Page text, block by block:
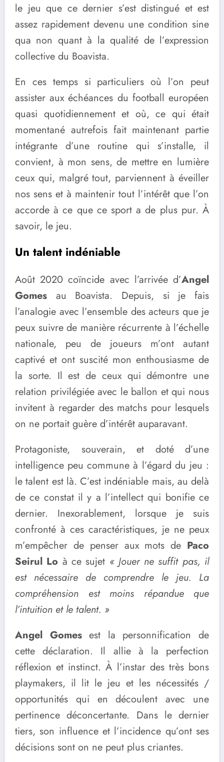
le jeu que ce dernier s’est distingué et est
assez rapidement devenu une condition sine
qua non quant à la qualité de l’expression
collective du Boavista.
En ces temps si particuliers où l’on peut
assister aux échéances du football européen
quasi quotidiennement et où, ce qui était
momentané autrefois fait maintenant partie
intégrante d’une routine qui s’installe, il
convient, à mon sens, de mettre en lumière
ceux qui, malgré tout, parviennent à éveiller
nos sens et à maintenir tout l’intérêt que l’on
accorde à ce que ce sport a de plus pur. À
savoir, le jeu.
Un talent indéniable
Août 2020 coïncide avec l’arrivée d’Angel
Gomes au Boavista. Depuis, si je fais
l’analogie avec l’ensemble des acteurs que je
peux suivre de manière récurrente à l’échelle
nationale, peu de joueurs m’ont autant
captivé et ont suscité mon enthousiasme de
la sorte. Il est de ceux qui démontre une
relation privilégiée avec le ballon et qui nous
invitent à regarder des matchs pour lesquels
on ne portait guère d’intérêt auparavant.
Protagoniste, souverain, et doté d’une
intelligence peu commune à l’égard du jeu :
le talent est là. C’est indéniable mais, au delà
de ce constat il y a l’intellect qui bonifie ce
dernier. Inexorablement, lorsque je suis
confronté à ces caractéristiques, je ne peux
m’empêcher de penser aux mots de Paco
Seirul Lo à ce sujet « Jouer ne suffit pas, il
est nécessaire de comprendre le jeu. La
compréhension est moins répandue que
l’intuition et le talent. »
Angel Gomesest la personnification de
cette déclaration. Il allie à la perfection
réflexion et instinct. À l’instar des très bons
playmakers, il lit le jeu et les nécessités /
opportunités qui en découlent avec une
pertinence déconcertante. Dans le dernier
tiers, son influence et l’incidence qu’ont ses
décisions sont on ne peut plus criantes.